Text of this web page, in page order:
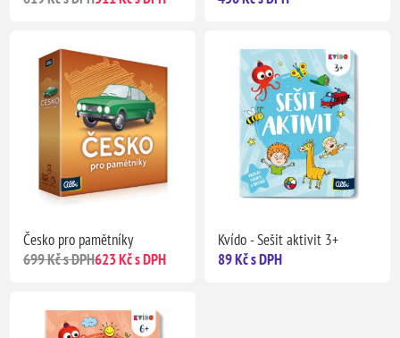
Česko pro pamětníky
699 Kč s DPH623 Kč s DPH
Kvído - Sešit aktivit 3+
89 Kč s DPH